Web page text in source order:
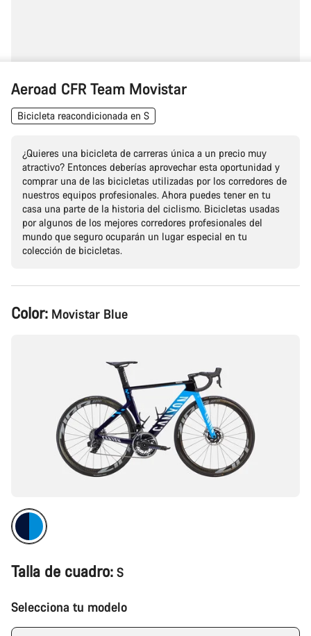
Aeroad CFR Team Movistar
Bicicleta reacondicionada en S
¿Quieres una bicicleta de carreras única a un precio muy
atractivo? Entonces deberías aprovechar esta oportunidad y
comprar una de las bicicletas utilizadas por los corredores de
nuestros equipos profesionales. Ahora puedes tener en tu
casa una parte de la historia del ciclismo. Bicicletas usadas
por algunos de los mejores corredores profesionales del
mundo que seguro ocuparán un lugar especial en tu
colección de bicicletas.
Configuración
del
Color: Movistar Blue
Talla de cuadro: S
Selecciona tu modelo